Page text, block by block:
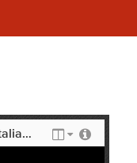
Marcia dei giovani esploratori italiani per pianoforte